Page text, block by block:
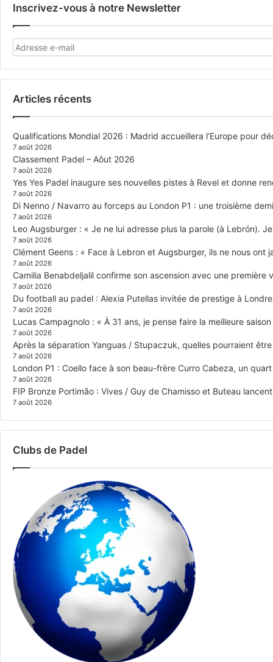
Inscrivez-vous à notre Newsletter
Articles récents
Qualifications Mondial 2026 : Madrid accueillera l’Europe pour
7 août 2026
Classement Padel – Aôut 2026
7 août 2026
Yes Yes Padel inaugure ses nouvelles pistes à Revel et donne
7 août 2026
Di Nenno / Navarro au forceps au London P1 : une troisième
7 août 2026
Leo Augsburger : « Je ne lui adresse plus la parole (à Lebrón).
7 août 2026
Clément Geens : « Face à Lebron et Augsburger, ils ne nous ont
7 août 2026
Camilia Benabdeljalil confirme son ascension avec une première
7 août 2026
Du football au padel : Alexia Putellas invitée de prestige à
7 août 2026
Lucas Campagnolo : « À 31 ans, je pense faire la meilleure
7 août 2026
Après la séparation Yanguas / Stupaczuk, quelles pourraient
7 août 2026
London P1 : Coello face à son beau-frère Curro Cabeza, un
7 août 2026
FIP Bronze Portimão : Vives / Guy de Chamisso et Buteau
7 août 2026
Clubs de Padel